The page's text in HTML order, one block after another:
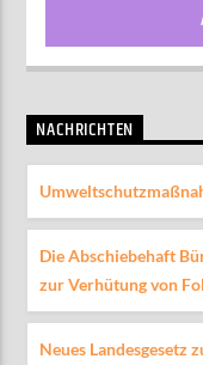
NACHRICHTEN
Die Abschiebehaft
zur Verhütung von
Neues Landesgesetz